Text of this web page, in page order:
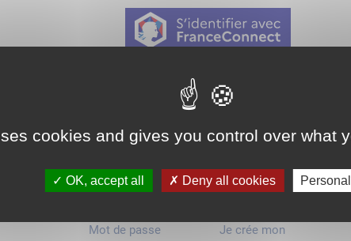
cookies and gives you control over what
OK, accept all Deny all cookies
ou
Mot de passe
Je crée mon